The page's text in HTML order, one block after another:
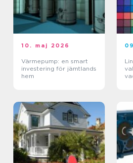
10. maj 2026
Värmepump: en smart
investering för jämtlands
hem